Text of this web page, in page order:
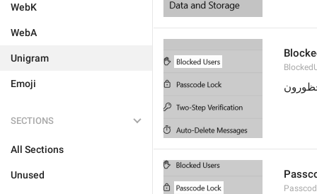
WebK
WebA
Unigram
Emoji
SECTIONS
All Sections
Unused